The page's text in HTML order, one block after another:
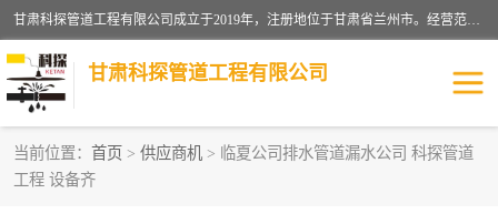
甘肃科探管道工程有限公司成立于2019年，注册地位于甘肃省兰州市。经营范围包括管道安装、清洗、疏通、维修、检测，防水工程，工程钻孔，化粪池清理，暖气安装，给排水管道安装维修，室内外管道如消防、供水、供热管道漏水检测定位，室内外防水堵漏等。
甘肃科探管道工程有限公司
当前位置： 首页 > 供应商机 > 临夏公司排水管道漏水公司 科探管道
工程 设备齐
管道安装维修